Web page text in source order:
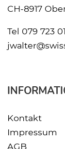
CH-8917
Tel 079 723
Kontakt
Impressum
AGB